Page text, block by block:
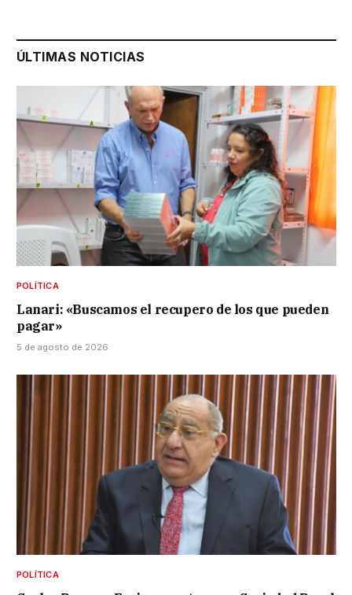
ÚLTIMAS NOTICIAS
POLÍTICA
Lanari: «Buscamos el recupero de los que pueden
pagar»
5 de agosto de 2026
POLÍTICA